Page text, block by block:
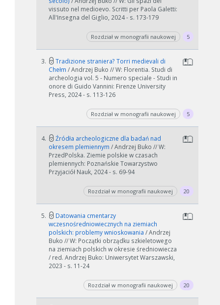
vissuto nel medioevo. Scritti per Paola Galetti:
All'Insegna del Giglio, 2024 - s. 173-179
Rozdział w monografii naukowej 5
3.
Tradizione straniera? Torri medievali di
Chełm / Andrzej Buko // W: Florentia. Studi di
archeologia vol. 5 - Numero speciale - Studi in
onore di Guido Vannini: Firenze University
Press, 2024 - s. 113-126
Rozdział w monografii naukowej 5
4.
Źródła archeologiczne dla badań nad
okresem plemiennym / Andrzej Buko // W:
PrzedPolska. Ziemie polskie w czasach
plemiennych: Poznańskie Towarzystwo
Przyjaciół Nauk, 2024 - s. 69-94
Rozdział w monografii naukowej 20
5.
Datowania cmentarzy
wczesnośredniowiecznych na ziemiach
polskich: problemy wnioskowania / Andrzej
Buko // W: Początki obrządku szkieletowego
na ziemiach polskich w okresie średniowiecza
/ red. Andrzej Buko: Uniwersytet Warszawski,
2023 - s. 11-24
Rozdział w monografii naukowej 20